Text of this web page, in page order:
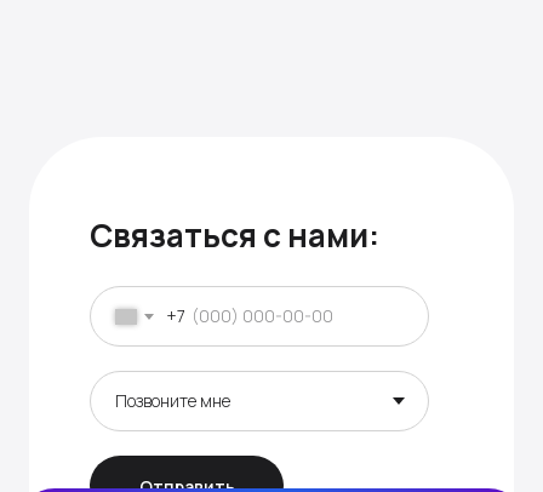
Связаться с нами:
+7
Отправить